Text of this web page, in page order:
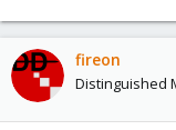
fireon
Distinguished